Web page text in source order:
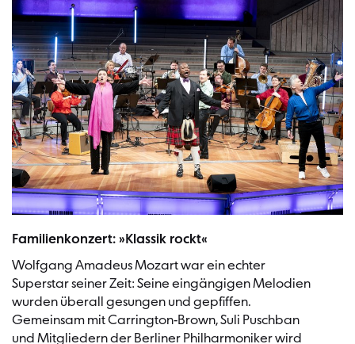
Familienkonzert: »Klassik rockt«
Wolfgang Amadeus Mozart war ein echter
Superstar seiner Zeit: Seine eingängigen Melodien
wurden überall gesungen und gepfiffen.
Gemeinsam mit Carrington-Brown, Suli Puschban
und Mitgliedern der Berliner Philharmoniker wird